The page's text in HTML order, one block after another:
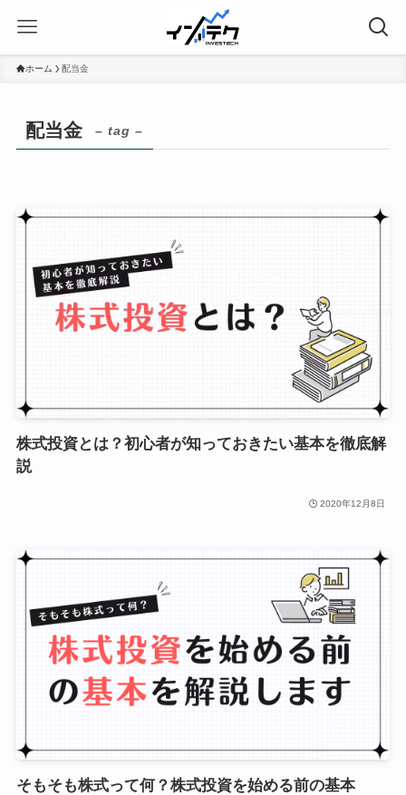
ホーム 配当金
配当金 – tag –
株式投資とは？初心者が知っておきたい基本を徹底解
説
2020年12月8日
そもそも株式って何？株式投資を始める前の基本